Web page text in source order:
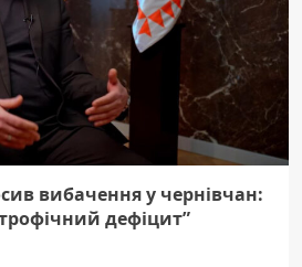
вибачення у чернівчан:
дефіцит”